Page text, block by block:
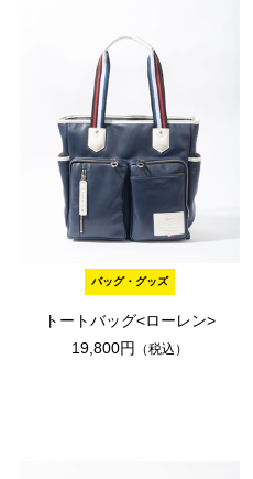
バッグ・グッズ
トートバッグ<ローレン>
19,800円
（税込）